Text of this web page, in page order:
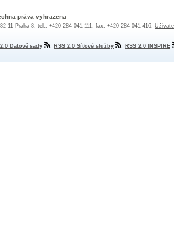
práva vyhrazena
11 Praha 8, tel.: +420 284 041 111, fax: +420 284 041 416,
2.0 Datové sady RSS 2.0 Síťové služby RSS 2.0 INSPIRE